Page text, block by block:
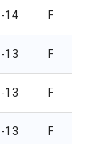
-14 F
-13 F
-13 F
-13 F